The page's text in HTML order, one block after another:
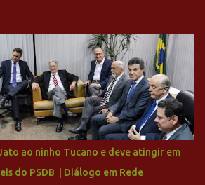
pagamento de dívidas emergenciais e
de futebol. O projeto apresentado
o aporte financeiro inicial, com
à dívida de R$ 1 bilhão a partir de agora,
tem no mundo do futebol, além de
pesaram para que um dos mais icônicos
do clube. Fonte: Itatiaia Fonte:
NA SAF EXPLICA SITUAÇÃO DO
90% DAS AÇÕES DO CLUBE
ao ninho Tucano e deve atingir em
do PSDB | Diálogo em Rede